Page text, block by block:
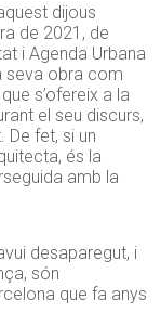
dijous
de 2021, de
i Agenda Urbana
seva obra com
s’ofereix a la
el seu discurs,
fet, si un
és la
amb la
desaparegut, i
són
que fa anys